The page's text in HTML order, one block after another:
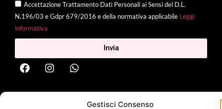
Gestisci Consenso
Accettazione Trattamento Dati Personali ai Sensi del D.L.
N.196/03 e Gdpr 679/2016 e della normativa applicabile Leggi
informativa
Invia